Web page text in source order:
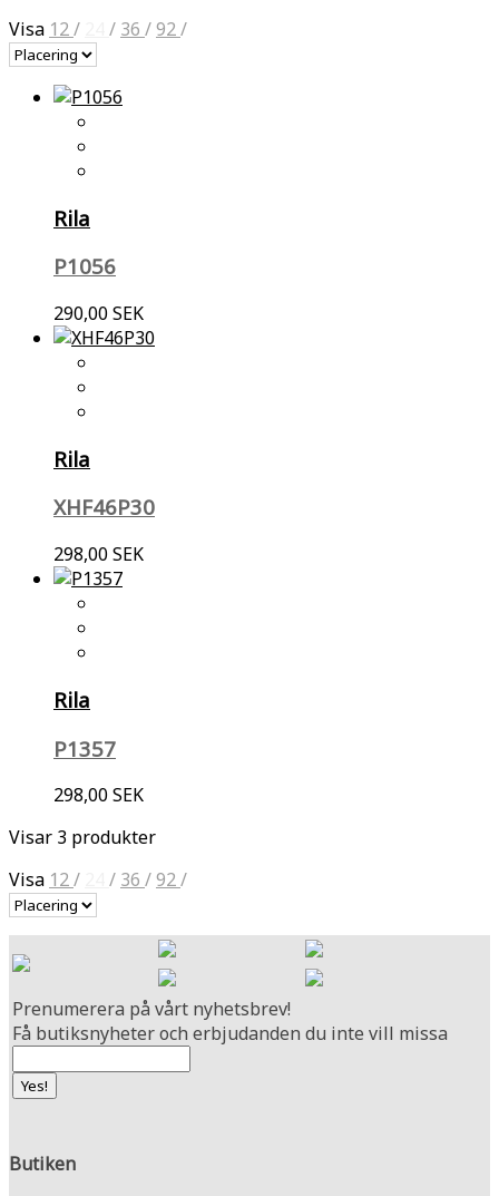
Visa 12/ / 36 /92/
Rila
P1056
290,00 SEK
Rila
XHF46P30
298,00 SEK
Rila
P1357
298,00 SEK
Visar 3 produkter
Visa 12/ / 36 /92/
Prenumerera på vårt nyhetsbrev!
Få butiksnyheter och erbjudanden du inte vill missa
Butiken